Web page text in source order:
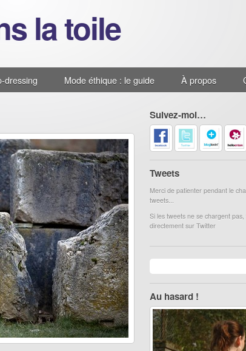
la toile
dressing Mode éthique : le guide À propos
Suivez-moi…
Tweets
Merci de patienter pendant le
tweets...
Si les tweets ne se chargent
directement sur Twitter
Au hasard !